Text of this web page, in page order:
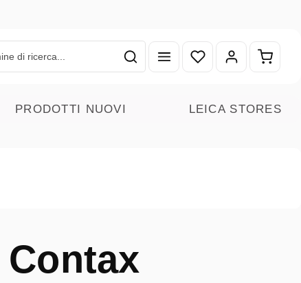
Hai 0 articoli nella lista
PRODOTTI NUOVI LEICA STORES
Contax